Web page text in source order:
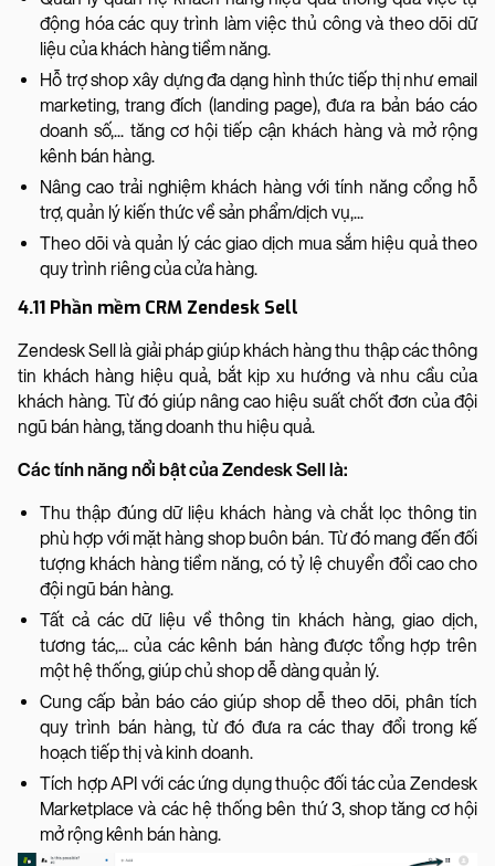
động hóa các quy trình làm việc thủ công và theo dõi dữ
liệu của khách hàng tiềm năng.
Hỗ trợ shop xây dựng đa dạng hình thức tiếp thị như email
marketing, trang đích (landing page), đưa ra bản báo cáo
doanh số,... tăng cơ hội tiếp cận khách hàng và mở rộng
kênh bán hàng.
Nâng cao trải nghiệm khách hàng với tính năng cổng hỗ
trợ, quản lý kiến thức về sản phẩm/dịch vụ,...
Theo dõi và quản lý các giao dịch mua sắm hiệu quả theo
quy trình riêng của cửa hàng.
4.11 Phần mềm CRM Zendesk Sell
Zendesk Sell là giải pháp giúp khách hàng thu thập các thông
tin khách hàng hiệu quả, bắt kịp xu hướng và nhu cầu của
khách hàng. Từ đó giúp nâng cao hiệu suất chốt đơn của đội
ngũ bán hàng, tăng doanh thu hiệu quả.
Các tính năng nổi bật của Zendesk Sell là:
Thu thập đúng dữ liệu khách hàng và chắt lọc thông tin
phù hợp với mặt hàng shop buôn bán. Từ đó mang đến đối
tượng khách hàng tiềm năng, có tỷ lệ chuyển đổi cao cho
đội ngũ bán hàng.
Tất cả các dữ liệu về thông tin khách hàng, giao dịch,
tương tác,... của các kênh bán hàng được tổng hợp trên
một hệ thống, giúp chủ shop dễ dàng quản lý.
Cung cấp bản báo cáo giúp shop dễ theo dõi, phân tích
quy trình bán hàng, từ đó đưa ra các thay đổi trong kế
hoạch tiếp thị và kinh doanh.
Tích hợp API với các ứng dụng thuộc đối tác của Zendesk
Marketplace và các hệ thống bên thứ 3, shop tăng cơ hội
mở rộng kênh bán hàng.